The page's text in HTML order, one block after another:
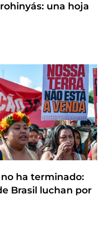
una hoja
ha terminado:
Brasil luchan por